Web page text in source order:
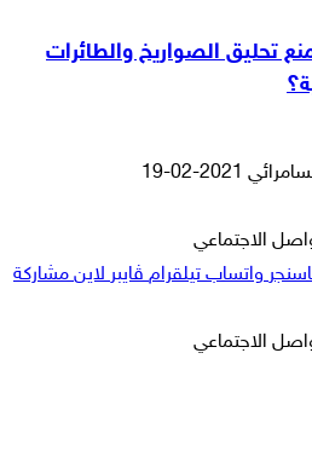
تحليق الصواريخ والطائرات
أرسل
إلكترونيا
2021-02-19
الاجتماعي
واتساب تيلقرام ڤايبر لاين مشاركة
الاجتماعي